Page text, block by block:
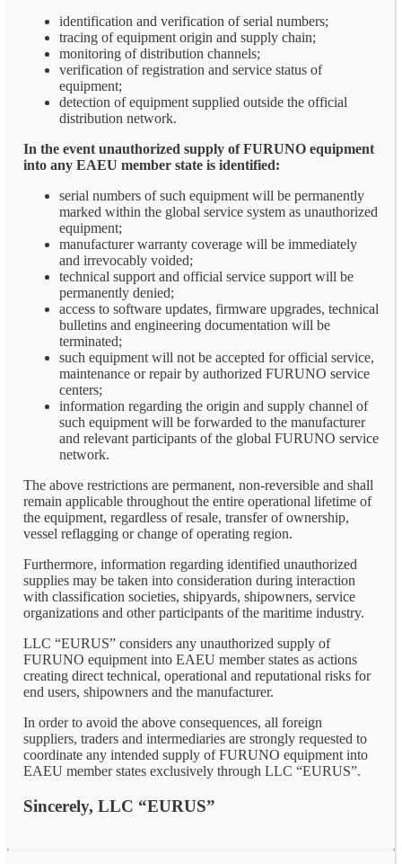
identification and verification of serial numbers;
tracing of equipment origin and supply chain;
monitoring of distribution channels;
verification of registration and service status of
equipment;
detection of equipment supplied outside the official
distribution network.
In the event unauthorized supply of FURUNO equipment
into any EAEU member state is identified:
serial numbers of such equipment will be permanently
marked within the global service system as unauthorized
equipment;
manufacturer warranty coverage will be immediately
and irrevocably voided;
technical support and official service support will be
permanently denied;
access to software updates, firmware upgrades, technical
bulletins and engineering documentation will be
terminated;
such equipment will not be accepted for official service,
maintenance or repair by authorized FURUNO service
centers;
information regarding the origin and supply channel of
such equipment will be forwarded to the manufacturer
and relevant participants of the global FURUNO service
network.
The above restrictions are permanent, non-reversible and shall
remain applicable throughout the entire operational lifetime of
the equipment, regardless of resale, transfer of ownership,
vessel reflagging or change of operating region.
Furthermore, information regarding identified unauthorized
supplies may be taken into consideration during interaction
with classification societies, shipyards, shipowners, service
organizations and other participants of the maritime industry.
LLC “EURUS” considers any unauthorized supply of
FURUNO equipment into EAEU member states as actions
creating direct technical, operational and reputational risks for
end users, shipowners and the manufacturer.
In order to avoid the above consequences, all foreign
suppliers, traders and intermediaries are strongly requested to
coordinate any intended supply of FURUNO equipment into
EAEU member states exclusively through LLC “EURUS”.
Sincerely, LLC “EURUS”